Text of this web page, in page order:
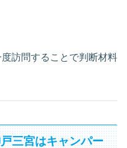
訪問することで判断材料
三宮はキャンパー